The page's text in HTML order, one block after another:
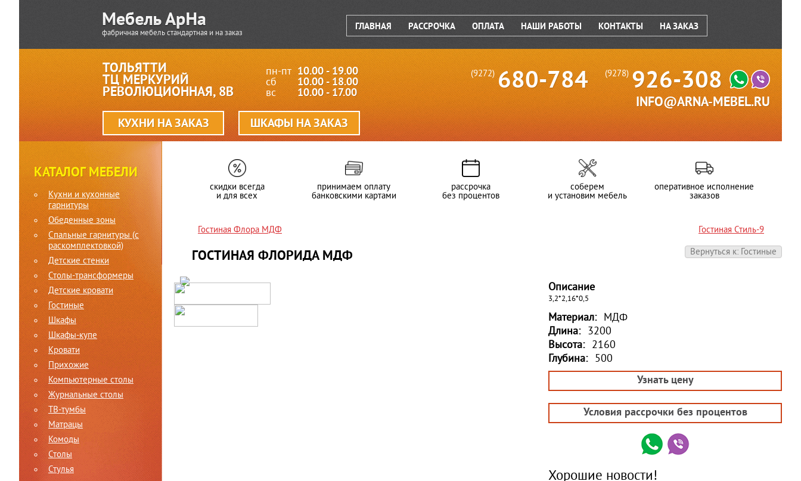
фабричная мебель стандартная и на заказ
ГЛАВНАЯ РАССРОЧКА ОПЛАТА НАШИ РАБОТЫ КОНТАКТЫ НА ЗАКАЗ
(9272) 680-784 (9278) 926-308
INFO@ARNA-MEBEL.RU
ТОЛЬЯТТИ
ТЦ МЕРКУРИЙ
РЕВОЛЮЦИОННАЯ, 8В
пн-пт 10.00 - 19.00
сб 10.00 - 18.00
вс 10.00 - 17.00
КУХНИ НА ЗАКАЗ ШКАФЫ НА ЗАКАЗ
КАТАЛОГ МЕБЕЛИ
Кухни и кухонные
гарнитуры
Обеденные зоны
Спальные гарнитуры (c
раскомплектовкой)
Детские стенки
Столы-трансформеры
Детские кровати
Гостиные
Шкафы
Шкафы-купе
Кровати
Прихожие
Компьютерные столы
Журнальные столы
ТВ-тумбы
Матрацы
Комоды
Столы
Стулья
скидки всегда
и для всех
принимаем оплату
банковскими картами
рассрочка
без процентов
соберем
и установим мебель
оперативное исполнение
заказов
Гостиная Флора МДФ
Гостиная Стиль-9
Вернуться к: Гостиные
ГОСТИНАЯ ФЛОРИДА МДФ
Описание
3,2*2,16*0,5
Материал: МДФ
Длина: 3200
Высота: 2160
Глубина: 500
Узнать цену
Условия рассрочки без процентов
Хорошие новости!